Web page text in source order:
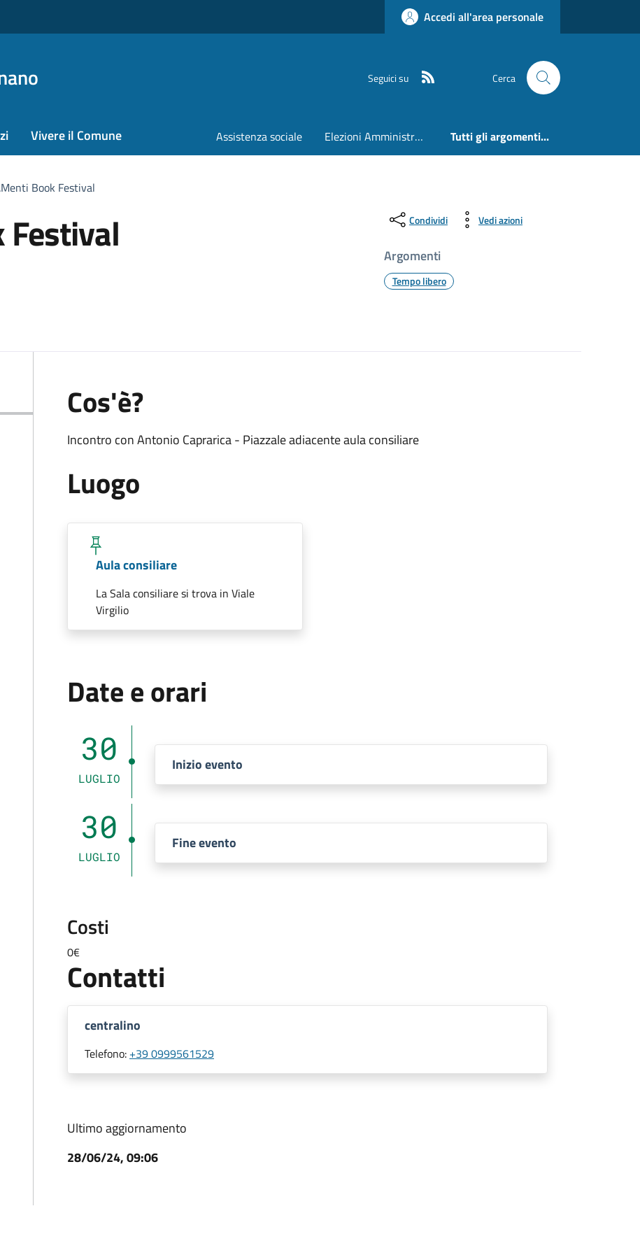
Accedi all'area personale
Seguici su Cerca
Vivere il Comune Assistenza sociale Elezioni Amministrative 24 e 25 Maggio 2026 Tutti gli argomenti...
Book Festival
Condividi Vedi azioni
Argomenti
Tempo libero
Cos'è?
Incontro con Antonio Caprarica - Piazzale adiacente aula consiliare
Luogo
Aula consiliare
La Sala consiliare si trova in Viale
Virgilio
Date e orari
30
LUGLIO
Inizio evento
30
LUGLIO
Fine evento
Costi
0€
Contatti
centralino
Telefono: +39 0999561529
Ultimo aggiornamento
28/06/24, 09:06